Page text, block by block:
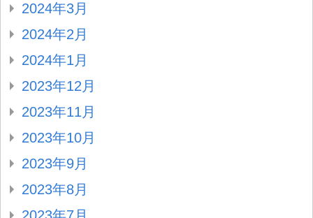
2024年3月
2024年2月
2024年1月
2023年12月
2023年11月
2023年10月
2023年9月
2023年8月